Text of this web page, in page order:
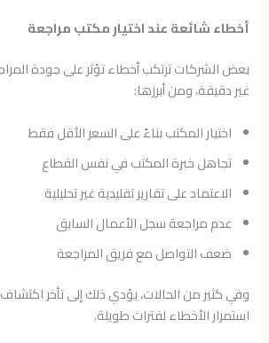
أخطاء شائعة عند اختيار مكتب مراجعة
بعض الشركات ترتكب أخطاء تؤثر على جودة
غير دقيقة، ومن أبرزها:
اختيار المكتب بناءً على السعر الأقل فقط
تجاهل خبرة المكتب في نفس القطاع
الاعتماد على تقارير تقليدية غير تحليلية
عدم مراجعة سجل الأعمال السابق
ضعف التواصل مع فريق المراجعة
وفي كثير من الحالات، يؤدي ذلك إلى تأخر
استمرار الأخطاء لفترات طويلة.